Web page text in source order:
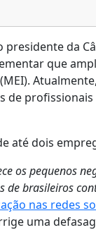
da
que
Atualmente,
de
até dois
os pequenos
de brasileiros
nas redes
uma